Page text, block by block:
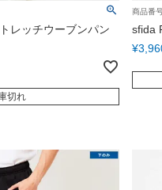
レッチウーブンパン
切れ
商品番
sfida
¥